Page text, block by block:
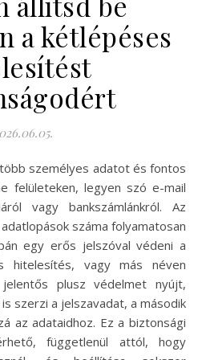
a kétlépéses
felületeken, legyen szó e-mail
vagy bankszámlánkról. Az
száma folyamatosan
egy erős jelszóval védeni a
hitelesítés, vagy más néven
plusz védelmet nyújt,
szerzi a jelszavadat, a második
az adataidhoz. Ez a biztonsági
függetlenül attól, hogy